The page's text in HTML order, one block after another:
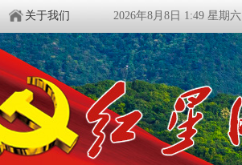
关于我们 2026年8月8日 1:49 星期六